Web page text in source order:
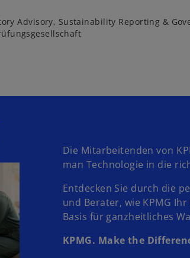
Advisory, Sustainability Reporting &
Die Mitarbeitenden von
man Technologie in die
Entdecken Sie durch die
und Berater, wie KPMG
Basis für ganzheitliches
KPMG. Make the